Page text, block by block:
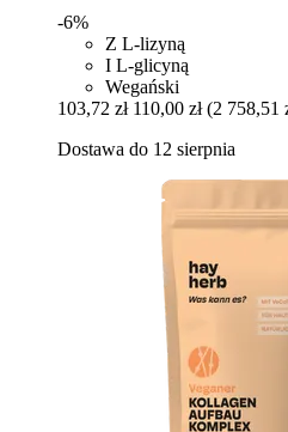
-6%
Z L-lizyną
I L-glicyną
Wegański
103,72 zł 110,00 zł (2 758,51
Dostawa do 12 sierpnia